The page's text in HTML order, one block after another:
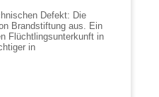
Defekt: Die
Brandstiftung aus. Ein
Flüchtlingsunterkunft in
in